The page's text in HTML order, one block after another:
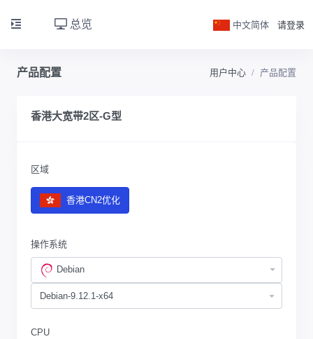
总览 中文简体 请登录
产品配置 用户中心 产品配置
香港大宽带2区-G型
区域
香港CN2优化
操作系统
Debian
CPU